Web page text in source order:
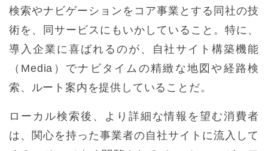
検索やナビゲーションをコア事業とする同社の技
術を、同サービスにもいかしていること。特に、
導入企業に喜ばれるのが、自社サイト構築機能
（Media）でナビタイムの精緻な地図や経路検
索、ルート案内を提供していることだ。
ローカル検索後、より詳細な情報を望む消費者
は、関心を持った事業者の自社サイトに流入して